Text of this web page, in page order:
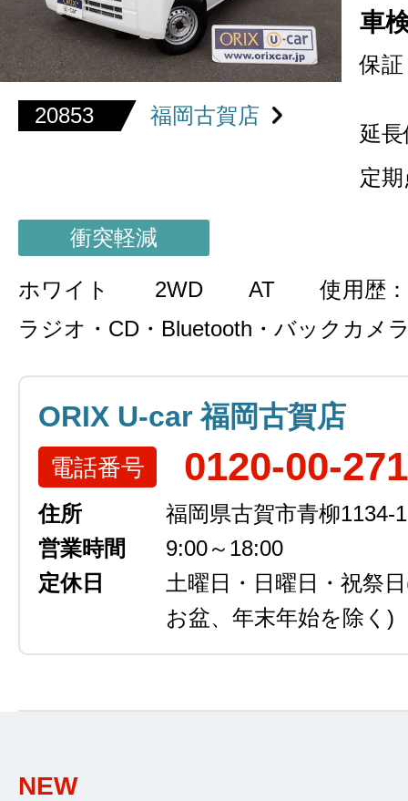
20853 福岡古賀店
車
保証
延
定
衝突軽減
ホワイト 2WD AT
使用歴
ラジオ・CD・Bluetooth・バックカメ
ORIX U-car 福岡古賀店
電話番号 0120-00-
住所
福岡県古賀市青柳1134-1
営業時間
9:00～18:00
定休日
土曜日・日曜日・祝祭日
お盆、年末年始を除く)
NEW